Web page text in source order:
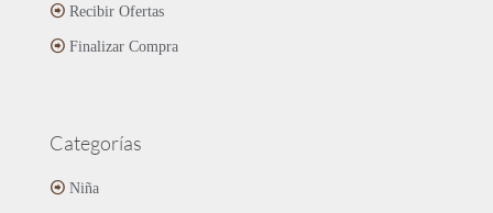
Recibir Ofertas
Finalizar Compra
Categorías
Niña